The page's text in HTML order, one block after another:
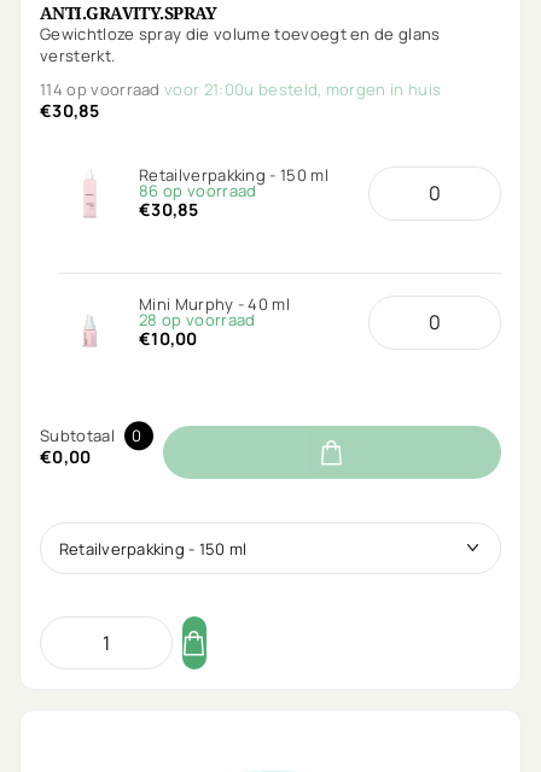
ANTI.GRAVITY.SPRAY
Gewichtloze spray die volume toevoegt en de glans
versterkt.
114 op voorraadvoor 21:00u besteld, morgen in huis
€30,85
Retailverpakking - 150 ml
86 op voorraad
€30,85
Mini Murphy - 40 ml
28 op voorraad
€10,00
Subtotaal 0
€0,00